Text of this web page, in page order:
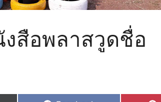
สือพลาสวูดชื่อ